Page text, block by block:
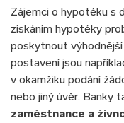
Zájemci o hypotéku s
získáním hypotéky
poskytnout
postavení jsou
v okamžiku podání
nebo jiný úvěr. Banky
zaměstnance a